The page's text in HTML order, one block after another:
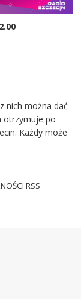
nich można dać
otrzymuje po
Każdy może
RSS